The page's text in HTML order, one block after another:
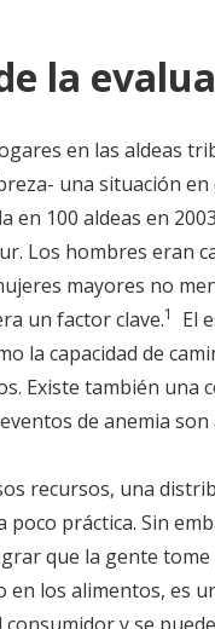
la
en las aldeas
una situación
en 100 aldeas en
Los hombres eran
mayores no
un factor clave.1
El
la capacidad de
Existe también una
de anemia
recursos, una
poco práctica. Sin
que la gente
en los alimentos, es